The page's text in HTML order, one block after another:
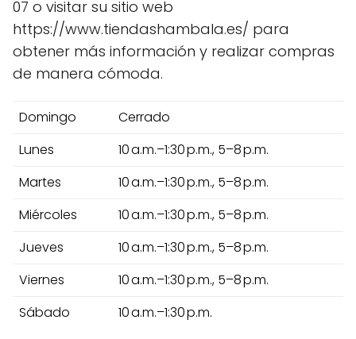
07 o visitar su sitio web
https://www.tiendashambala.es/ para
obtener más información y realizar compras
de manera cómoda.
Domingo
Cerrado
Lunes
10 a.m.–1:30 p.m., 5–8 p.m.
Martes
10 a.m.–1:30 p.m., 5–8 p.m.
Miércoles
10 a.m.–1:30 p.m., 5–8 p.m.
Jueves
10 a.m.–1:30 p.m., 5–8 p.m.
Viernes
10 a.m.–1:30 p.m., 5–8 p.m.
Sábado
10 a.m.–1:30 p.m.